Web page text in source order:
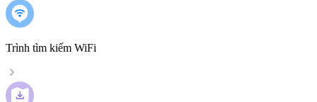
Trình tìm kiếm WiFi